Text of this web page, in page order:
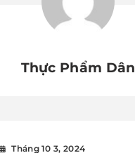
Thực Phẩm Dân
Tháng 10 3, 2024